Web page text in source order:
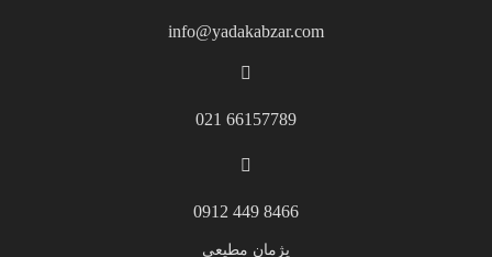
info@yadakabzar.com
66157789 021
8466 449 0912
پژمان مطیعی